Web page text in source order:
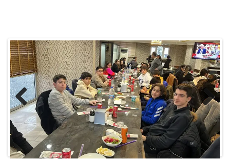
Previ
ous
Next